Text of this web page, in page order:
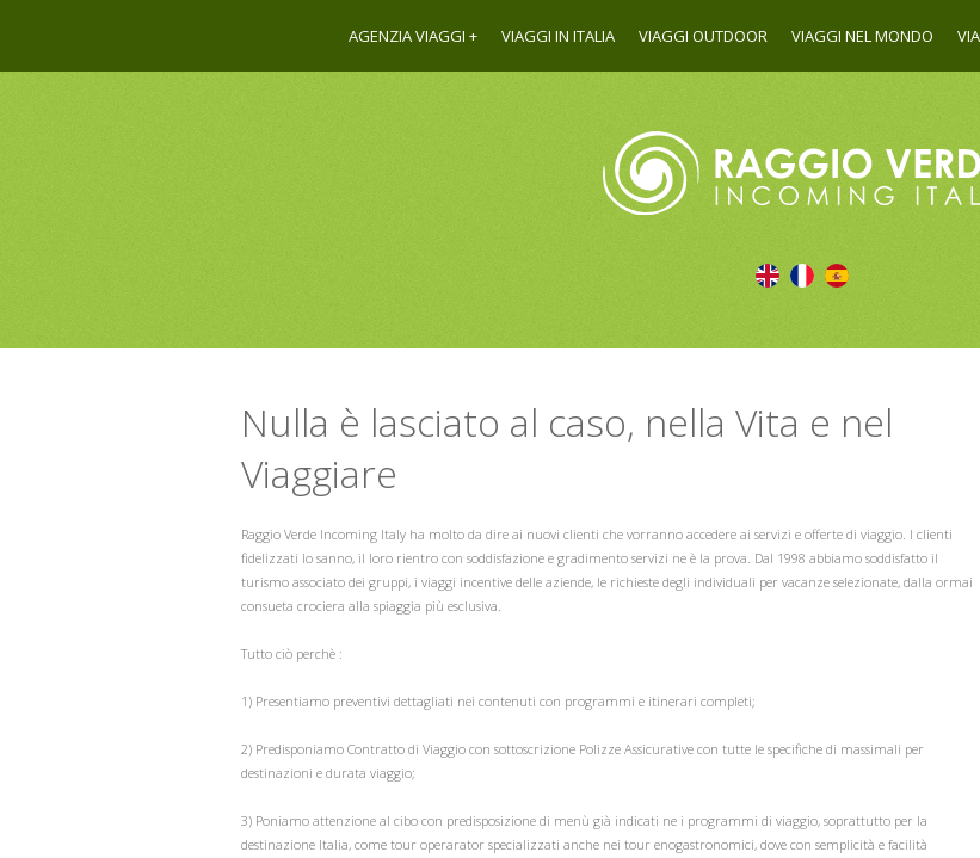
AGENZIA VIAGGI VIAGGI IN ITALIA VIAGGI OUTDOOR VIAGGI NEL MONDO
Nulla è lasciato al caso, nella Vita e nel
Viaggiare
Raggio Verde Incoming Italy ha molto da dire ai nuovi clienti che vorranno accedere ai servizi e offerte di viaggio. I clienti
fidelizzati lo sanno, il loro rientro con soddisfazione e gradimento servizi ne è la prova. Dal 1998 abbiamo soddisfatto il
turismo associato dei gruppi, i viaggi incentive delle aziende, le richieste degli individuali per vacanze selezionate, dalla ormai
consueta crociera alla spiaggia più esclusiva.
Tutto ciò perchè :
1) Presentiamo preventivi dettagliati nei contenuti con programmi e itinerari completi;
2) Predisponiamo Contratto di Viaggio con sottoscrizione Polizze Assicurative con tutte le specifiche di massimali per
destinazioni e durata viaggio;
3) Poniamo attenzione al cibo con predisposizione di menù già indicati ne i programmi di viaggio, soprattutto per la
destinazione Italia, come tour operarator specializzati anche nei tour enogastronomici, dove con semplicità e facilità